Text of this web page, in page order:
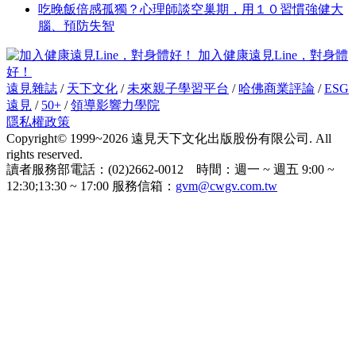
吃晚飯倍感孤獨？心理師談空巢期，用１０習慣強健大
腦、預防失智
加入健康遠見Line，對身體
好！
遠見雜誌 / 天下文化 / 未來親子學習平台 / 哈佛商業評論 /ESG
遠見 / 50+ /領導影響力學院
隱私權政策
Copyright© 1999~2026 遠見天下文化出版股份有限公司. All
rights reserved.
讀者服務部電話：(02)2662-0012 時間：週一 ~ 週五 9:00 ~
12:30;13:30 ~ 17:00 服務信箱： gvm@cwgv.com.tw